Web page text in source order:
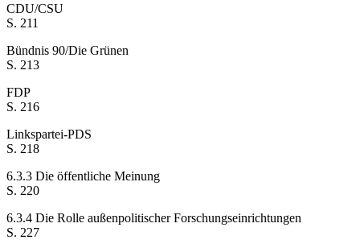
CDU/CSU
S. 211
Bündnis 90/Die Grünen
S. 213
FDP
S. 216
Linkspartei-PDS
S. 218
6.3.3 Die öffentliche Meinung
S. 220
6.3.4 Die Rolle außenpolitischer Forschungseinrichtungen
S. 227